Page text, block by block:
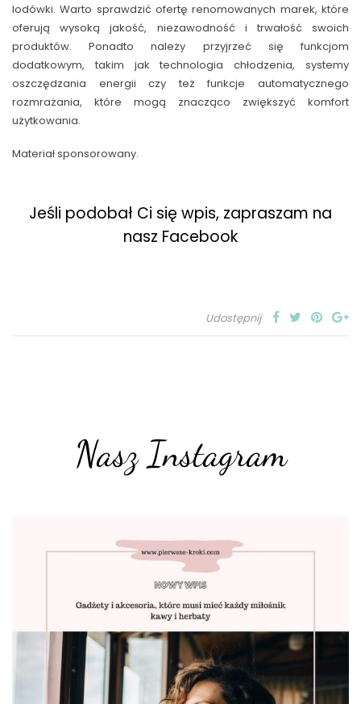
lodówki. Warto sprawdzić ofertę renomowanych marek, które
oferują wysoką jakość, niezawodność i trwałość swoich
produktów. Ponadto należy przyjrzeć się funkcjom
dodatkowym, takim jak technologia chłodzenia, systemy
oszczędzania energii czy też funkcje automatycznego
rozmrażania, które mogą znacząco zwiększyć komfort
użytkowania.
Materiał sponsorowany.
Jeśli podobał Ci się wpis, zapraszam na
nasz Facebook
Udostępnij
Nasz Instagram